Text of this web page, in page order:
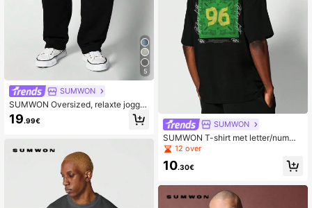
5
SUMWON
SUMWON Oversized, relaxte joggin
gbroek met trekkoord
19.99€ SUMWON
SUMWON T-shirt met letter/numme
r en paisley bandana grafische print
12 over
10.30€